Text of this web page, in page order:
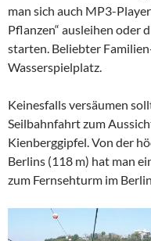
man sich auch MP3-
Pflanzen“ ausleihen oder
starten. Beliebter
Wasserspielplatz.
Keinesfalls versäumen
Seilbahnfahrt zum
Kienberggipfel. Von der
Berlins (118 m) hat man
zum Fernsehturm im